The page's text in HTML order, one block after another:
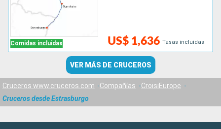
Comidas incluidas US$ 1,636 Tasas incluidas
VER MÁS DE CRUCEROS
Cruceros www.cruceros.com Compañías
CroisiEurope
Cruceros desde Estrasburgo